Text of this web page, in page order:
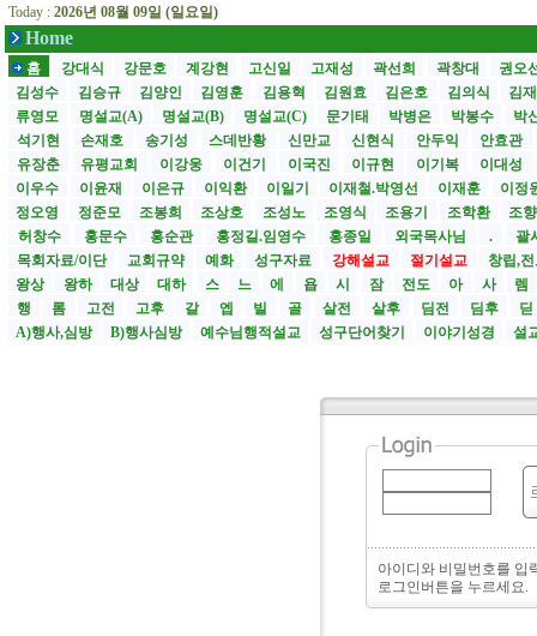
Today : 2026년 08월 09일 (일요일)
Home
홈 강대식 강문호 계강현 고신일 고재성 곽선희 곽창대
권오
김성수
김승규 김양인 김영훈 김용혁 김원효 김은호 김의식
김
류영모
명설교(A) 명설교(B) 명설교(C) 문기태 박병은 박봉수
박
석기현
손재호 송기성 스데반황 신만교 신현식 안두익
안효관
유장춘
유평교회 이강웅 이건기 이국진 이규현 이기복
이대성
이우수
이윤재 이은규 이익환 이일기 이재철.박영선 이재훈
이정
정오영
정준모 조봉희 조상호 조성노 조영식 조용기 조학환
조
허창수
홍문수 홍순관 홍정길.임영수 홍종일 외국목사님 .
괄
목회자료/이단
교회규약 예화 성구자료 강해설교 절기설교
창립,
왕상
왕하 대상 대하 스 느 에 욥 시 잠 전도 아 사
렘
행
롬 고전 고후 갈 엡 빌 골 살전 살후 딤전 딤후
딛
A)행사,심방
B)행사심방 예수님행적설교 성구단어찾기 이야기성경 설
아이디와 비밀번호를 입
로그인버튼을 누르세요.